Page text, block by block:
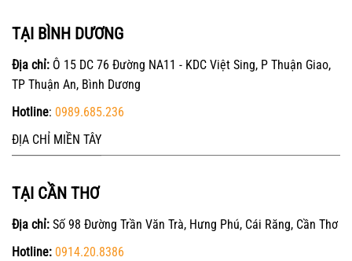
TẠI BÌNH DƯƠNG
Địa chỉ: Ô 15 DC 76 Đường NA11 - KDC Việt Sing, P Thuận Giao,
TP Thuận An, Bình Dương
Hotline: 0989.685.236
ĐỊA CHỈ MIỀN TÂY
TẠI CẦN THƠ
Địa chỉ: Số 98 Đường Trần Văn Trà, Hưng Phú, Cái Răng, Cần Thơ
Hotline: 0914.20.8386